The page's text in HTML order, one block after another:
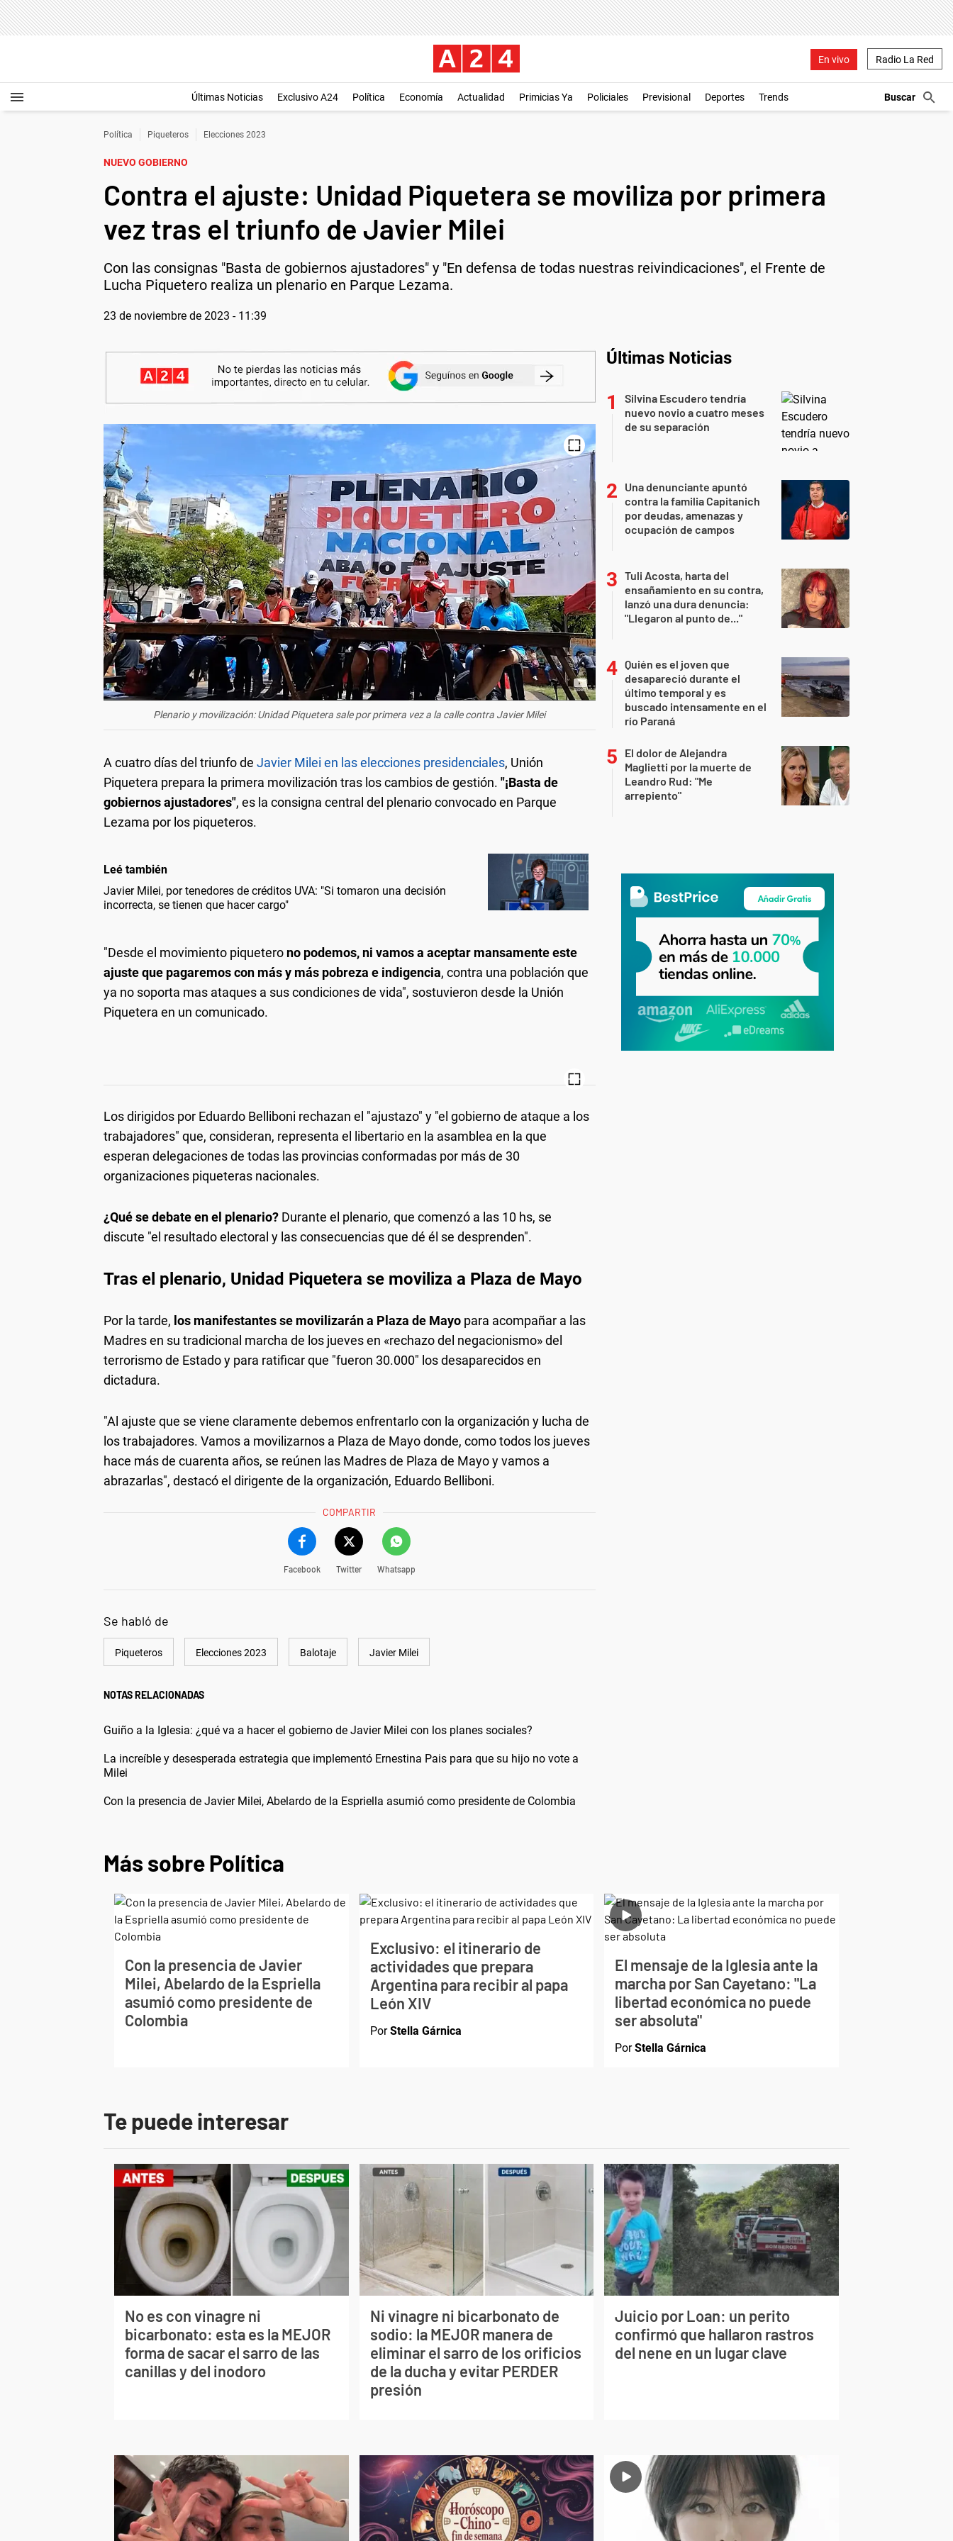
En vivo Radio La Red
Últimas Noticias Exclusivo A24 Política Economía Actualidad Primicias Ya Policiales Previsional Deportes Trends
Política Piqueteros Elecciones 2023
NUEVO GOBIERNO
Contra el ajuste: Unidad Piquetera se moviliza por primera
vez tras el triunfo de Javier Milei
Con las consignas "Basta de gobiernos ajustadores" y "En defensa de todas nuestras reivindicaciones", el Frente de
Lucha Piquetero realiza un plenario en Parque Lezama.
23 de noviembre de 2023 - 11:39
Plenario y movilización: Unidad Piquetera sale por primera vez a la calle contra Javier Milei
A cuatro días del triunfo de Javier Milei en las elecciones presidenciales, Unión
Piquetera prepara la primera movilización tras los cambios de gestión. "¡Basta de
gobiernos ajustadores", es la consigna central del plenario convocado en Parque
Lezama por los piqueteros.
Leé también
Javier Milei, por tenedores de créditos UVA: "Si tomaron una decisión
incorrecta, se tienen que hacer cargo"
"Desde el movimiento piquetero no podemos, ni vamos a aceptar mansamente este
ajuste que pagaremos con más y más pobreza e indigencia, contra una población que
ya no soporta mas ataques a sus condiciones de vida", sostuvieron desde la Unión
Piquetera en un comunicado.
Los dirigidos por Eduardo Belliboni rechazan el "ajustazo" y "el gobierno de ataque a los
trabajadores" que, consideran, representa el libertario en la asamblea en la que
esperan delegaciones de todas las provincias conformadas por más de 30
organizaciones piqueteras nacionales.
¿Qué se debate en el plenario? Durante el plenario, que comenzó a las 10 hs, se
discute "el resultado electoral y las consecuencias que dé él se desprenden".
Tras el plenario, Unidad Piquetera se moviliza a Plaza de Mayo
Por la tarde, los manifestantes se movilizarán a Plaza de Mayo para acompañar a las
Madres en su tradicional marcha de los jueves en «rechazo del negacionismo» del
terrorismo de Estado y para ratificar que "fueron 30.000" los desaparecidos en
dictadura.
"Al ajuste que se viene claramente debemos enfrentarlo con la organización y lucha de
los trabajadores. Vamos a movilizarnos a Plaza de Mayo donde, como todos los jueves
hace más de cuarenta años, se reúnen las Madres de Plaza de Mayo y vamos a
abrazarlas", destacó el dirigente de la organización, Eduardo Belliboni.
COMPARTIR
Facebook Twitter Whatsapp
Se habló de
Piqueteros Elecciones 2023 Balotaje Javier Milei
NOTAS RELACIONADAS
Guiño a la Iglesia: ¿qué va a hacer el gobierno de Javier Milei con los planes sociales?
La increíble y desesperada estrategia que implementó Ernestina Pais para que su hijo no vote a
Milei
Con la presencia de Javier Milei, Abelardo de la Espriella asumió como presidente de Colombia
Últimas Noticias
Silvina Escudero tendría
nuevo novio a cuatro meses
de su separación
Una denunciante apuntó
contra la familia Capitanich
por deudas, amenazas y
ocupación de campos
Tuli Acosta, harta del
ensañamiento en su contra,
lanzó una dura denuncia:
"Llegaron al punto de..."
Quién es el joven que
desapareció durante el
último temporal y es
buscado intensamente en el
río Paraná
El dolor de Alejandra
Maglietti por la muerte de
Leandro Rud: "Me
arrepiento"
Más sobre Política
Con la presencia de Javier
Milei, Abelardo de la Espriella
asumió como presidente de
Colombia
Exclusivo: el itinerario de
actividades que prepara
Argentina para recibir al papa
León XIV
PorStella Gárnica
El mensaje de la Iglesia ante la
marcha por San Cayetano: "La
libertad económica no puede
ser absoluta"
PorStella Gárnica
Te puede interesar
No es con vinagre ni
bicarbonato: esta es la MEJOR
forma de sacar el sarro de las
canillas y del inodoro
Ni vinagre ni bicarbonato de
sodio: la MEJOR manera de
eliminar el sarro de los orificios
de la ducha y evitar PERDER
presión
Juicio por Loan: un perito
confirmó que hallaron rastros
del nene en un lugar clave